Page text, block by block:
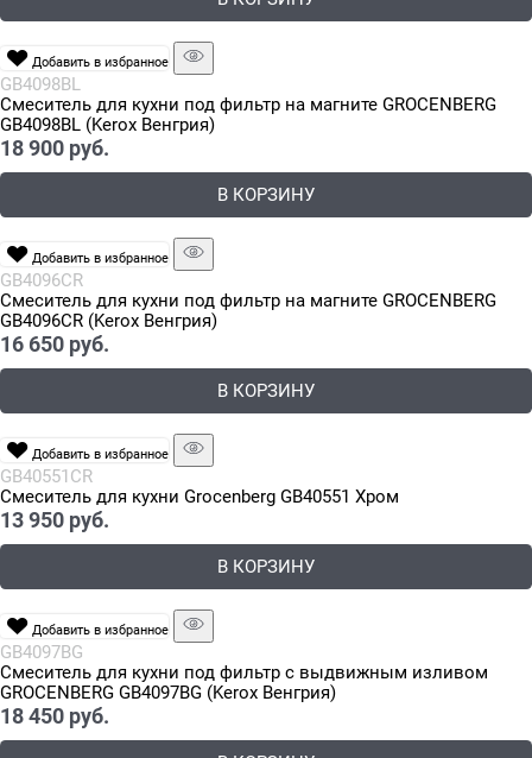
Добавить в избранное
GB4098BL
Смеситель для кухни под фильтр на магните GROCENBERG
GB4098BL (Kerox Венгрия)
18 900 руб.
В КОРЗИНУ
Добавить в избранное
GB4096CR
Смеситель для кухни под фильтр на магните GROCENBERG
GB4096CR (Kerox Венгрия)
16 650 руб.
В КОРЗИНУ
Добавить в избранное
GB40551CR
Смеситель для кухни Grocenberg GB40551 Хром
13 950 руб.
В КОРЗИНУ
Добавить в избранное
GB4097BG
Смеситель для кухни под фильтр с выдвижным изливом
GROCENBERG GB4097BG (Kerox Венгрия)
18 450 руб.